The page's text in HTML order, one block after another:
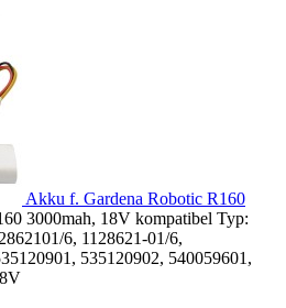
Akku f. Gardena Robotic R160
3000mah, 18V kompatibel Typ:
6, 1128621-01/6,
535120902, 540059601,